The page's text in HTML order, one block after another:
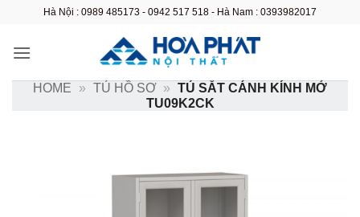
nội
Hà Nội : 0989 485173 - 0942 517 518 - Hà Nam : 0393982017
HOME » TỦ HỒ SƠ » TỦ SẮT CÁNH KÍNH MỞ
TU09K2CK